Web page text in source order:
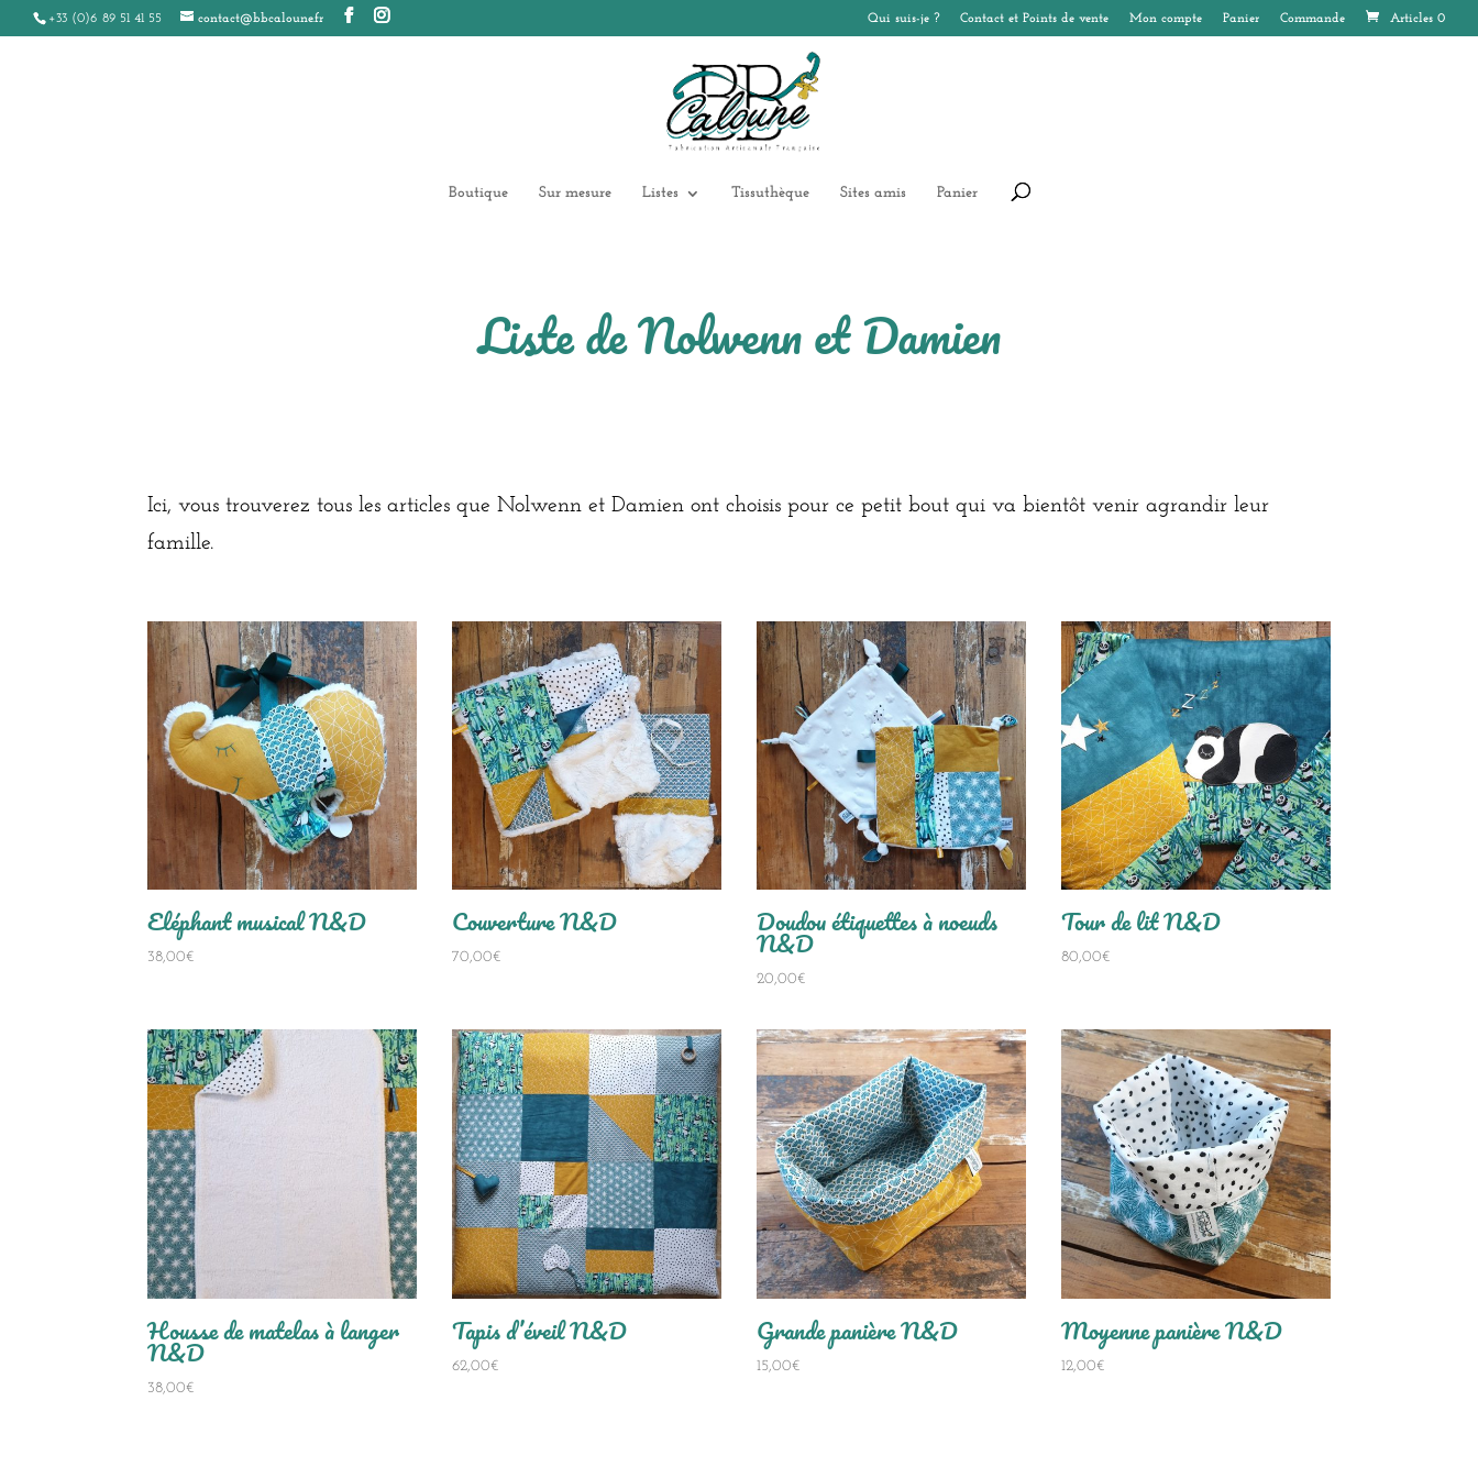
+33 (0)6 89 51 41 55 contact@bbcaloune.fr Qui suis-je ? Contact et Points de vente Mon compte Panier Commande Articles 0
Boutique Sur mesure Listes Tissuthèque Sites amis Panier
Liste de Nolwenn et Damien
Ici, vous trouverez tous les articles que Nolwenn et Damien ont choisis pour ce petit bout qui va bientôt venir agrandir leur
famille.
Eléphant musical N&D
38,00€
Couverture N&D
70,00€
Doudou étiquettes à noeuds
N&D
20,00€
Tour de lit N&D
80,00€
Housse de matelas à langer
N&D
38,00€
Tapis d’éveil N&D
62,00€
Grande panière N&D
15,00€
Moyenne panière N&D
12,00€